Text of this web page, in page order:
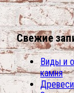
Свежие
Виды и
камня